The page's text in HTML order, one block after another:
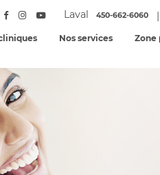
Laval 450-662-6060 |
Nos services Zone